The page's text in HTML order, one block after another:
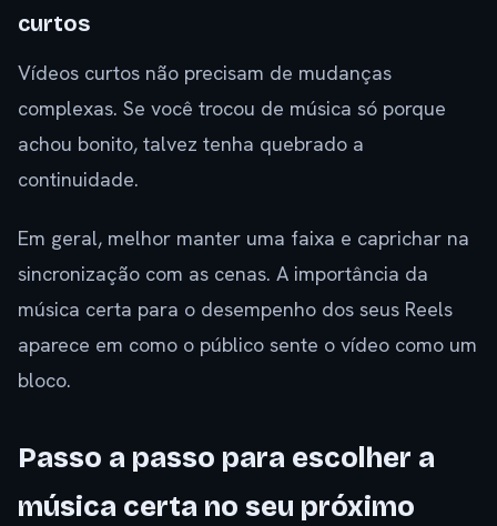
curtos
Vídeos curtos não precisam de mudanças
complexas. Se você trocou de música só porque
achou bonito, talvez tenha quebrado a
continuidade.
Em geral, melhor manter uma faixa e caprichar na
sincronização com as cenas. A importância da
música certa para o desempenho dos seus Reels
aparece em como o público sente o vídeo como um
bloco.
Passo a passo para escolher a
música certa no seu próximo